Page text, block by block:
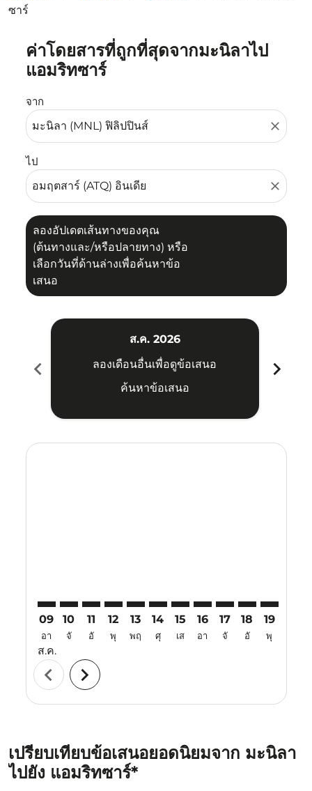
ซาร์
ค่าโดยสารที่ถูกที่สุดจากมะนิลาไป
แอมริทซาร์
จาก
close
ไป
close
ลองอัปเดตเส้นทางของคุณ
(ต้นทางและ/หรือปลายทาง) หรือ
เลือกวันที่ด้านล่างเพื่อค้นหาข้อ
เสนอ
ลองอัปเดตเส้นทางของคุณ (ต้นทางและ/หรือปลายทาง) หรื
chevron_left
ส.ค. 2026
ลองเดือนอื่นเพื่อดูข้อเสนอ
ค้นหาข้อเสนอ
chevron_right
09
อา
ส.ค.
10
จั
11
อั
12
พุ
13
พฤ
14
ศุ
15
เส
16
อา
17
จั
18
อั
19
พุ
chevron_left chevron_right
เปรียบเทียบข้อเสนอยอดนิยมจาก มะนิลา
ไปยัง แอมริทซาร์*